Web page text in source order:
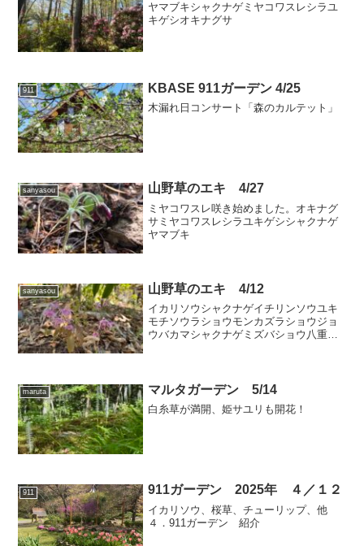
ヤマブキシャクナゲミヤコワスレシラユ
キゲシオキナグサ
911 KBASE 911ガーデン 4/25
木漏れ日コンサート「森のカルテット」
sanyasou 山野草のエキ 4/27
ミヤコワスレ咲き始めました。オキナグ
サミヤコワスレシラユキゲシシャクナゲ
ヤマブキ
sanyasou 山野草のエキ 4/12
イカリソウシャクナゲイチリンソウユキ
モチソウラショウモンカズラショウジョ
ウバカマシャクナゲミズバショウ八重咲
maruta マルタガーデン 5/14
白糸草が満開、姫サユリも開花！
911 911ガーデン 2025年 ４／１２
イカリソウ、桜草、チューリップ、他
４．911ガーデン 紹介